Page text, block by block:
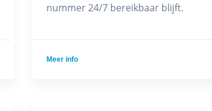
nummer 24/7 bereikbaar blijft.
Meer info